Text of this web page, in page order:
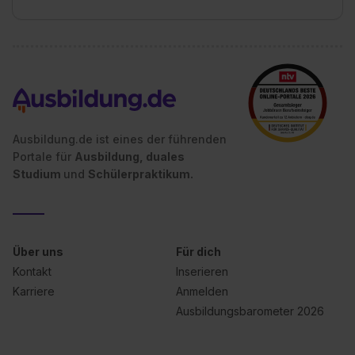
Ausbildung.de ist eines der führenden
Portale für Ausbildung, duales
Studium und Schülerpraktikum.
Über uns
Kontakt
Karriere
Für dich
Inserieren
Anmelden
Ausbildungsbarometer 2026